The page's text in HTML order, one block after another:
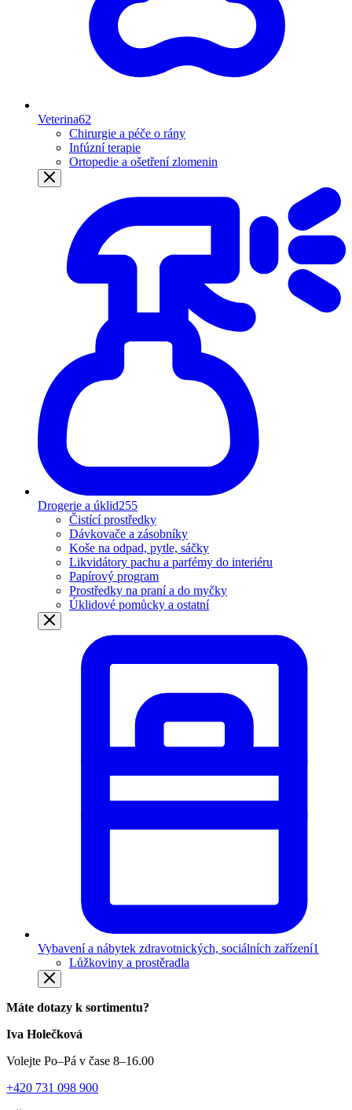
Veterina62
Chirurgie a péče o rány
Infúzní terapie
Ortopedie a ošetření zlomenin
Drogerie a úklid255
Čistící prostředky
Dávkovače a zásobníky
Koše na odpad, pytle, sáčky
Likvidátory pachu a parfémy do interiéru
Papírový program
Prostředky na praní a do myčky
Úklidové pomůcky a ostatní
Vybavení a nábytek zdravotnických, sociálních zařízení1
Lůžkoviny a prostěradla
Máte dotazy k sortimentu?
Iva Holečková
Volejte Po–Pá v čase 8–16.00
+420 731 098 900